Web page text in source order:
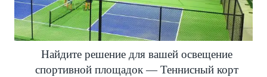
Найдите решение для вашей освещение
спортивной площадок — Теннисный корт